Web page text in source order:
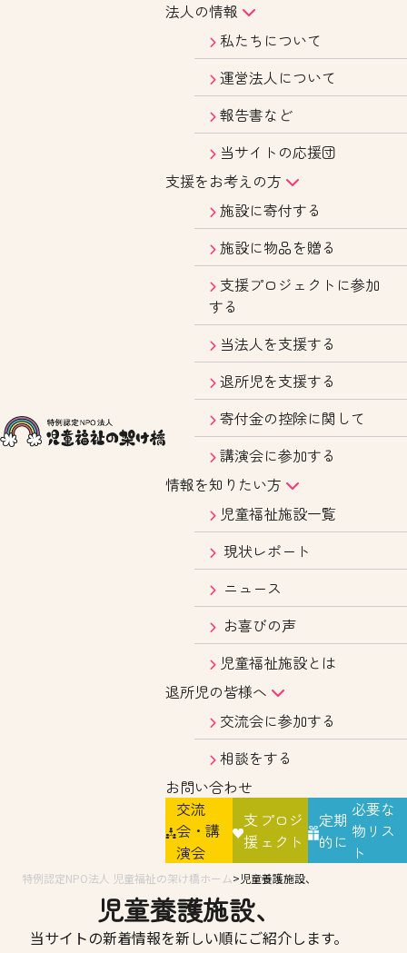
法人の情報
私たちについて
運営法人について
報告書など
当サイトの応援団
支援をお考えの方
施設に寄付する
施設に物品を贈る
支援プロジェクトに参加
する
当法人を支援する
退所児を支援する
寄付金の控除に関して
講演会に参加する
情報を知りたい方
児童福祉施設一覧
現状レポート
ニュース
お喜びの声
児童福祉施設とは
退所児の皆様へ
交流会に参加する
相談をする
お問い合わせ
交流
会・講
演会
支
援
プロジ
ェクト
定期
的に
必要な
物リス
ト
特例認定NPO法人 児童福祉の架け橋ホーム 児童養護施設、
児童養護施設、
当サイトの新着情報を新しい順にご紹介します。